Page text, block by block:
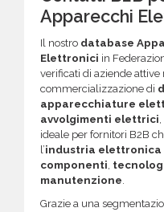
Apparecchi
Il nostro database
Elettronici in
verificati di aziende
commercializzazione di
apparecchiature
avvolgimenti elettrici,
ideale per fornitori B2B
l’industria
componenti,
manutenzione.
Grazie a una